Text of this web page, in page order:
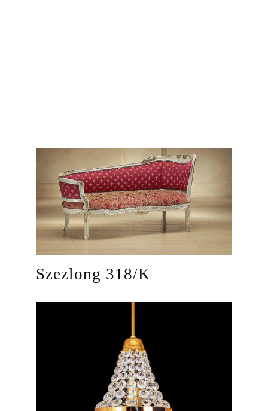
Szezlong 318/K